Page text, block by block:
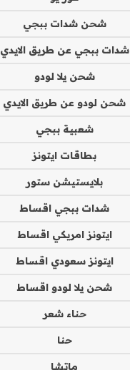
شحن شدات ببجي
شدات ببجي عن طريق الايدي
شحن يلا لودو
شحن لودو عن طريق الايدي
شعبية ببجي
بطاقات ايتونز
بلايستيشن ستور
شدات ببجي اقساط
ايتونز امريكي اقساط
ايتونز سعودي اقساط
شحن يلا لودو اقساط
حناء شعر
حنا
ماتشا